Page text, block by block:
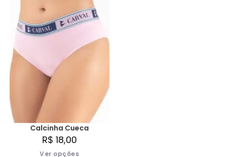
Calcinha Cueca
R$ 18,00
Ver opções